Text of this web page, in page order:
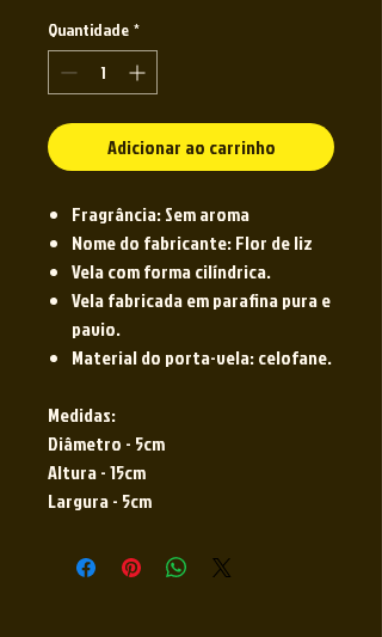
Quantidade *
Adicionar ao carrinho
Fragrância: Sem aroma
Nome do fabricante: Flor de liz
Vela com forma cilíndrica.
Vela fabricada em parafina pura e
pavio.
Material do porta-vela: celofane.
Medidas:
Diâmetro - 5cm
Altura - 15cm
Largura - 5cm